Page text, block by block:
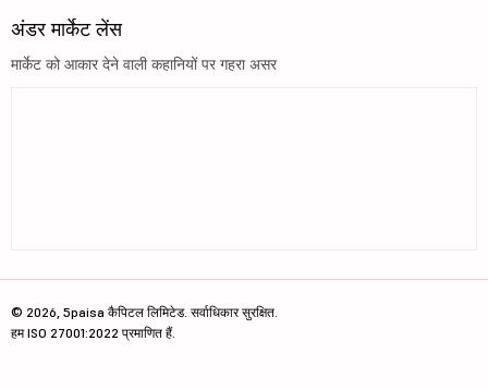
अंडर मार्केट लेंस
मार्केट को आकार देने वाली कहानियों पर गहरा असर
© 2026, 5paisa कैपिटल लिमिटेड. सर्वाधिकार सुरक्षित.
हम ISO 27001:2022 प्रमाणित हैं.